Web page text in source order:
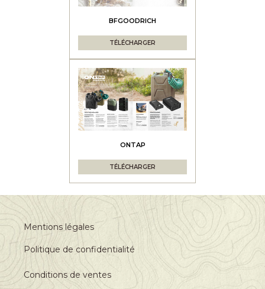
BFGOODRICH
TÉLÉCHARGER
ONTAP
TÉLÉCHARGER
Mentions légales
Politique de confidentialité
Conditions de ventes